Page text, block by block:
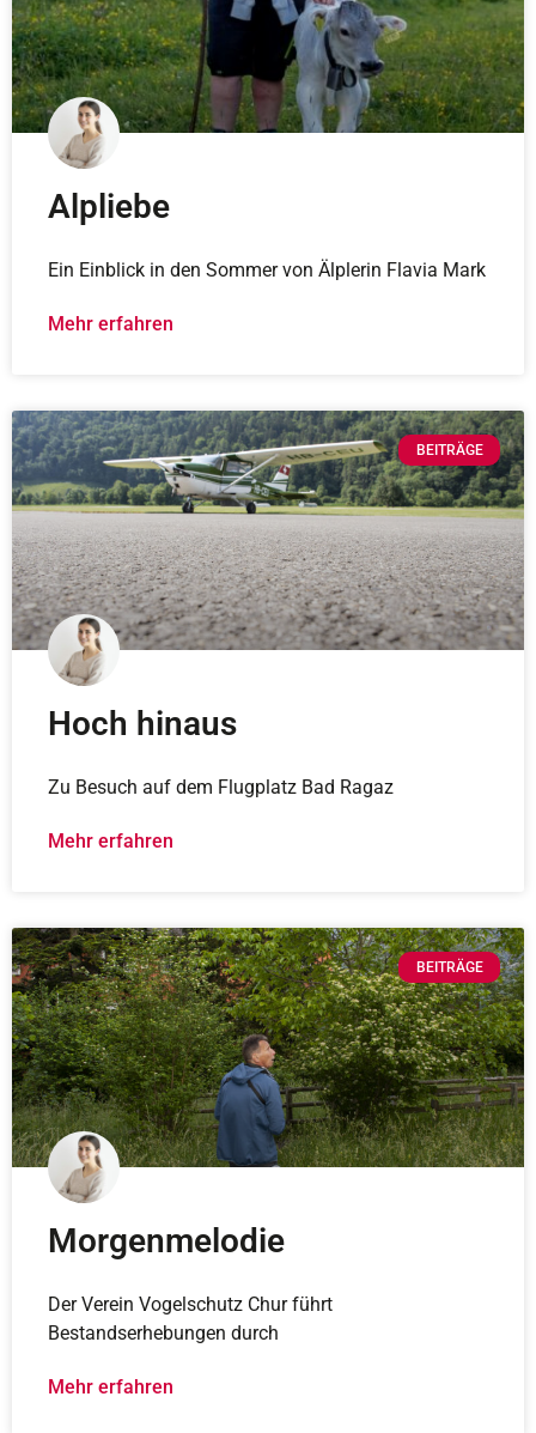
Alpliebe
Ein Einblick in den Sommer von Älplerin Flavia Mark
Mehr erfahren
BEITRÄGE
Hoch hinaus
Zu Besuch auf dem Flugplatz Bad Ragaz
Mehr erfahren
BEITRÄGE
Morgenmelodie
Der Verein Vogelschutz Chur führt
Bestandserhebungen durch
Mehr erfahren